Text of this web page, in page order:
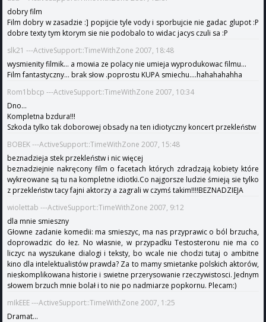
dobry film
Film dobry w zasadzie :] popijcie tyle vody i sporbujcie nie gadac glupot :P
dobre texty tym ktorym sie nie podobalo to widac jacys czuli sa :P
slk21 ---ActiveSupport::TimeWithZone 2007, 18:48
wysmienity filmik... a mowia ze polacy nie umieja wyprodukowac filmu...
Film fantastyczny... brak słow .poprostu KUPA smiechu....hahahahahha
Rom1bbcp ---ActiveSupport::TimeWithZone 2007, 10:34
Dno...
Kompletna bzdura!!!
Szkoda tylko tak doborowej obsady na ten idiotyczny koncert przekleństw
BOBEK ---ActiveSupport::TimeWithZone 2007, 15:48
beznadzieja stek przekleństw i nic więcej
beznadziejnie nakręcony film o facetach których zdradzają kobiety które
wykreowane są tu na kompletne idiotki.Co najgorsze ludzie śmieją sie tylko
z przekleństw tacy fajni aktorzy a zagrali w czymś takim!!!!BEZNADZIEJA
wiolettab ---ActiveSupport::TimeWithZone 2007, 9:12
dla mnie smieszny
Głowne zadanie komedii: ma smieszyc, ma nas przyprawic o ból brzucha,
doprowadzic do łez. No własnie, w przypadku Testosteronu nie ma co
liczyc na wyszukane dialogi i teksty, bo wcale nie chodzi tutaj o ambitne
kino dla intelektualistów prawda? Za to mamy smietanke polskich aktorów,
nieskomplikowana historie i swietne przerysowanie rzeczywistosci. Jednym
słowem brzuch mnie bolał i to nie po nadmiarze popkornu. Plecam:)
mIkEEE ---ActiveSupport::TimeWithZone 2007, 1:25
Dramat...